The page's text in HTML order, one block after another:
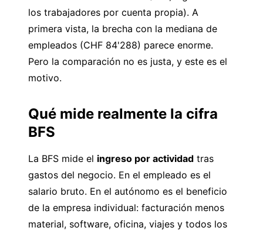
los trabajadores por cuenta propia). A
primera vista, la brecha con la mediana de
empleados (CHF 84'288) parece enorme.
Pero la comparación no es justa, y este es el
motivo.
Qué mide realmente la cifra
BFS
La BFS mide el ingreso por actividad tras
gastos del negocio. En el empleado es el
salario bruto. En el autónomo es el beneficio
de la empresa individual: facturación menos
material, software, oficina, viajes y todos los